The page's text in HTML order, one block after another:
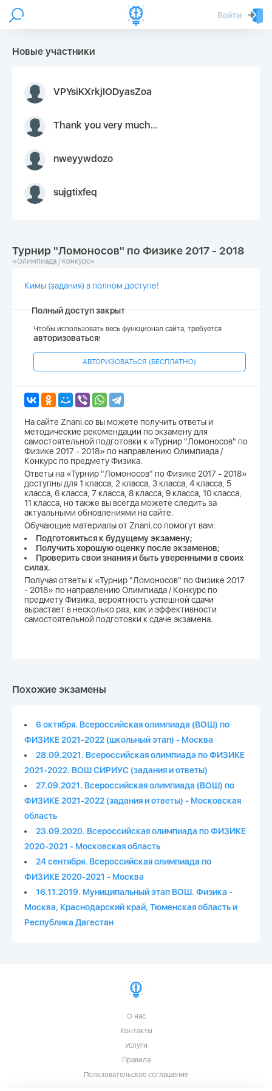
Войти
Новые участники
VPYsiKXrkjIODyasZoa
Thank you very much for your inquiry We appreciate you 9126052 https://youtube.com faceapple !
nweyywdozo
sujgtixfeq
Турнир "Ломоносов" по Физике 2017 - 2018
«Олимпиада / Конкурс»
Кимы (задания) в полном доступе!
Полный доступ закрыт
Чтобы использовать весь функционал сайта, требуется
авторизоваться!
АВТОРИЗОВАТЬСЯ (БЕСПЛАТНО)
На сайте Znani.co вы можете получить ответы и
методические рекомендации по экзамену для
самостоятельной подготовки к «Турнир "Ломоносов" по
Физике 2017 - 2018» по направлению Олимпиада /
Конкурс по предмету Физика.
Ответы на «Турнир "Ломоносов" по Физике 2017 - 2018»
доступны для 1 класса, 2 класса, 3 класса, 4 класса, 5
класса, 6 класса, 7 класса, 8 класса, 9 класса, 10 класса,
11 класса, но также вы всегда можете следить за
актуальными обновлениями на сайте.
Обучающие материалы от Znani.co помогут вам:
Подготовиться к будущему экзамену;
Получить хорошую оценку после экзаменов;
Проверить свои знания и быть уверенными в своих
силах.
Получая ответы к «Турнир "Ломоносов" по Физике 2017
- 2018» по направлению Олимпиада / Конкурс по
предмету Физика, вероятность успешной сдачи
вырастает в несколько раз, как и эффективности
самостоятельной подготовки к сдаче экзамена.
Похожие экзамены
6 октября. Всероссийская олимпиада (ВОШ) по
ФИЗИКЕ 2021-2022 (школьный этап) - Москва
28.09.2021. Всероссийская олимпиада по ФИЗИКЕ
2021-2022. ВОШ СИРИУС (задания и ответы)
27.09.2021. Всероссийская олимпиада (ВОШ) по
ФИЗИКЕ 2021-2022 (задания и ответы) - Московская
область
23.09.2020. Всероссийская олимпиада по ФИЗИКЕ
2020-2021 - Московская область
24 сентября. Всероссийская олимпиада по
ФИЗИКЕ 2020-2021 - Москва
16.11.2019. Муниципальный этап ВОШ. Физика -
Москва, Краснодарский край, Тюменская область и
Республика Дагестан
О нас
Контакты
Услуги
Правила
Пользовательское соглашение